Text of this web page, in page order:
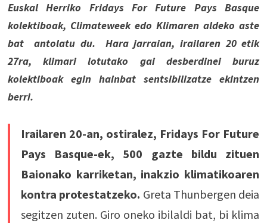
Euskal Herriko Fridays For Future Pays Basque
kolektiboak, Climateweek edo Klimaren aldeko aste
bat antolatu du. Hara jarraian, irailaren 20 etik
27ra, klimari lotutako gai desberdinei buruz
kolektiboak egin hainbat sentsibilizatze ekintzen
berri.
Irailaren 20-an, ostiralez, Fridays For Future
Pays Basque-ek, 500 gazte bildu zituen
Baionako karriketan, inakzio klimatikoaren
kontra protestatzeko. Greta Thunbergen deia
segitzen zuten. Giro oneko ibilaldi bat, bi klima